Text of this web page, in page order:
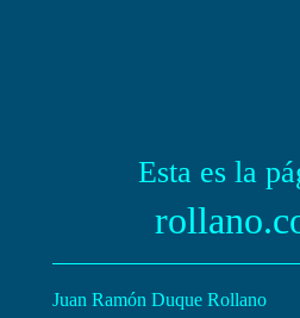
Esta es la
Juan Ramón Duque Rollano